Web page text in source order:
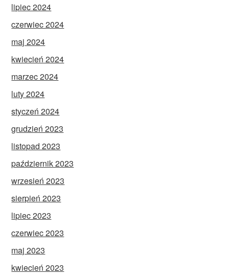
lipiec 2024
czerwiec 2024
maj 2024
kwiecień 2024
marzec 2024
luty 2024
styczeń 2024
grudzień 2023
listopad 2023
październik 2023
wrzesień 2023
sierpień 2023
lipiec 2023
czerwiec 2023
maj 2023
kwiecień 2023